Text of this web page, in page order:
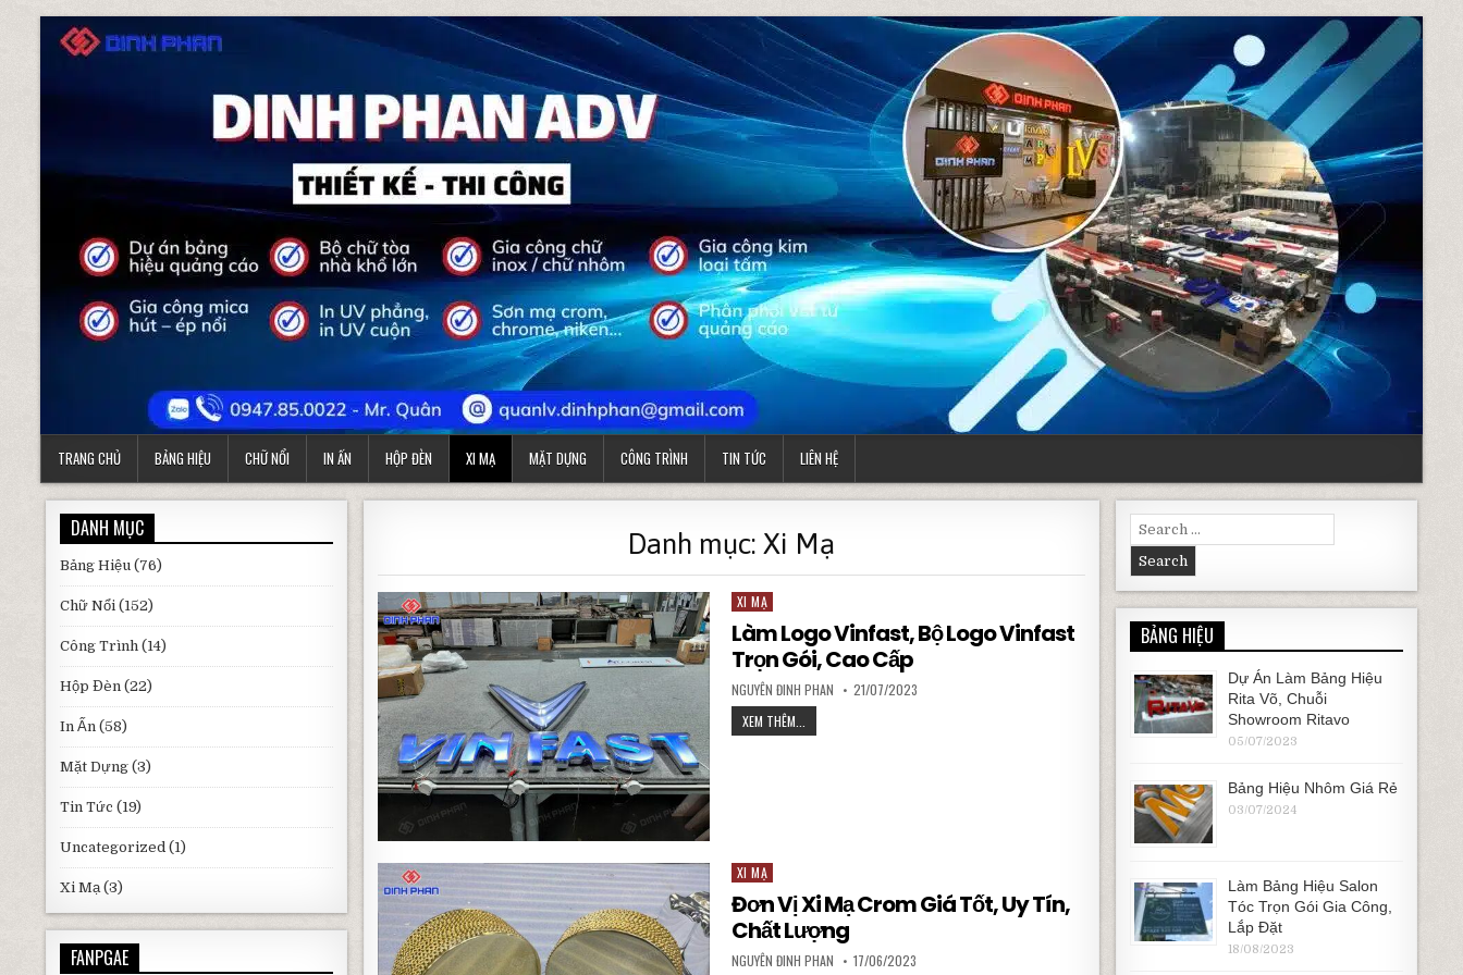
Skip to content
TRANG CHỦ BẢNG HIỆU CHỮ NỔI IN ẤN HỘP ĐÈN XI MẠ MẶT DỰNG CÔNG TRÌNH TIN TỨC LIÊN HỆ
Danh mục:Xi Mạ
Posted in
XI MẠ
Làm Logo Vinfast, Bộ Logo Vinfast
Trọn Gói, Cao Cấp
AUTHOR:
NGUYÊN ĐINH PHAN PUBLISHED DATE:
21/07/2023
XEM THÊM...
Posted in
XI MẠ
Đơn Vị Xi Mạ Crom Giá Tốt, Uy Tín,
Chất Lượng
AUTHOR:
NGUYÊN ĐINH PHAN PUBLISHED DATE:
17/06/2023
DANH MỤC
Bảng Hiệu (76)
Chữ Nổi (152)
Công Trình (14)
Hộp Đèn (22)
In Ấn (58)
Mặt Dựng (3)
Tin Tức (19)
Uncategorized (1)
Xi Mạ(3)
FANPGAE
Search for:
BẢNG HIỆU
Dự Án Làm Bảng Hiệu
Rita Võ, Chuỗi
Showroom Ritavo
05/07/2023
Bảng Hiệu Nhôm Giá Rẻ
03/07/2024
Làm Bảng Hiệu Salon
Tóc Trọn Gói Gia Công,
Lắp Đặt
18/08/2023